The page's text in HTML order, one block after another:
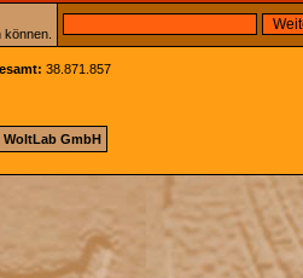
38.871.857
WoltLab GmbH